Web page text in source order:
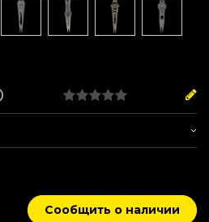
1
Сообщить о наличии